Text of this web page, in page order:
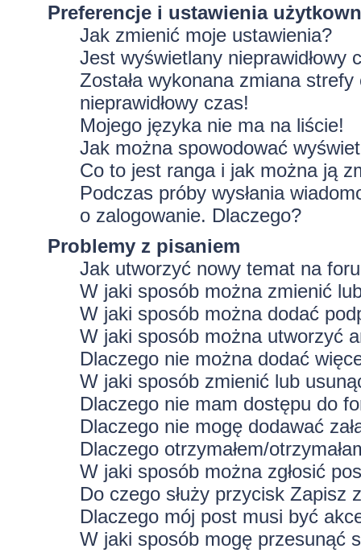
Preferencje i ustawienia
Jak zmienić moje ustawienia?
Jest wyświetlany nieprawidłowy
Została wykonana zmiana
nieprawidłowy czas!
Mojego języka nie ma na liście!
Jak można spowodować
Co to jest ranga i jak można ją
Podczas próby wysłania
o zalogowanie. Dlaczego?
Problemy z pisaniem
Jak utworzyć nowy temat na
W jaki sposób można zmienić
W jaki sposób można dodać
W jaki sposób można utworzyć
Dlaczego nie można dodać
W jaki sposób zmienić lub
Dlaczego nie mam dostępu do
Dlaczego nie mogę dodawać
Dlaczego otrzymałem/
W jaki sposób można zgłosić
Do czego służy przycisk Zapisz
Dlaczego mój post musi być
W jaki sposób mogę przesunąć